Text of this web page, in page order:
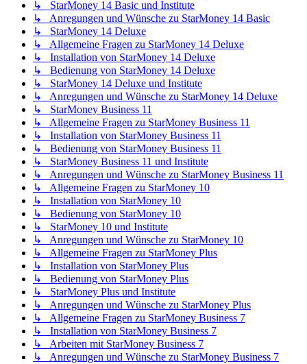
↳ StarMoney 14 Basic und Institute
↳ Anregungen und Wünsche zu StarMoney 14 Basic
↳ StarMoney 14 Deluxe
↳ Allgemeine Fragen zu StarMoney 14 Deluxe
↳ Installation von StarMoney 14 Deluxe
↳ Bedienung von StarMoney 14 Deluxe
↳ StarMoney 14 Deluxe und Institute
↳ Anregungen und Wünsche zu StarMoney 14 Deluxe
↳ StarMoney Business 11
↳ Allgemeine Fragen zu StarMoney Business 11
↳ Installation von StarMoney Business 11
↳ Bedienung von StarMoney Business 11
↳ StarMoney Business 11 und Institute
↳ Anregungen und Wünsche zu StarMoney Business 11
↳ Allgemeine Fragen zu StarMoney 10
↳ Installation von StarMoney 10
↳ Bedienung von StarMoney 10
↳ StarMoney 10 und Institute
↳ Anregungen und Wünsche zu StarMoney 10
↳ Allgemeine Fragen zu StarMoney Plus
↳ Installation von StarMoney Plus
↳ Bedienung von StarMoney Plus
↳ StarMoney Plus und Institute
↳ Anregungen und Wünsche zu StarMoney Plus
↳ Allgemeine Fragen zu StarMoney Business 7
↳ Installation von StarMoney Business 7
↳ Arbeiten mit StarMoney Business 7
↳ Anregungen und Wünsche zu StarMoney Business 7